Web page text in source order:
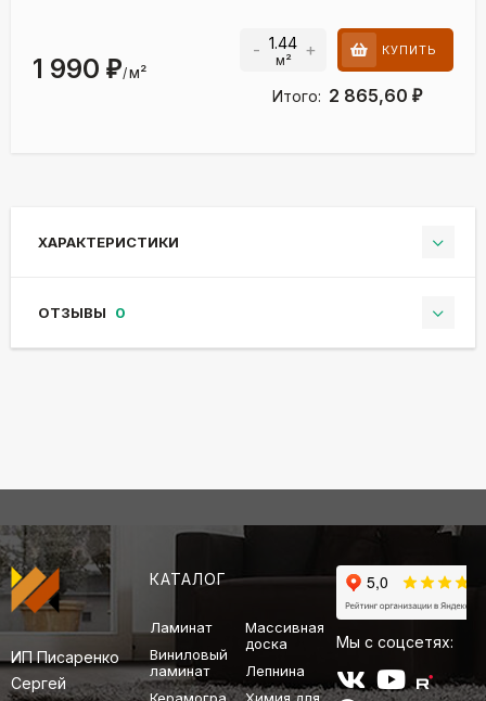
1 990 ₽/м²
- м² + КУПИТЬ
Итого: 2 865,60 ₽
ХАРАКТЕРИСТИКИ
ОТЗЫВЫ 0
ИП Писаренко
Сергей
КАТАЛОГ
Ламинат
Виниловый
ламинат
Массивная
доска
Лепнина
Мы с соцсетях: